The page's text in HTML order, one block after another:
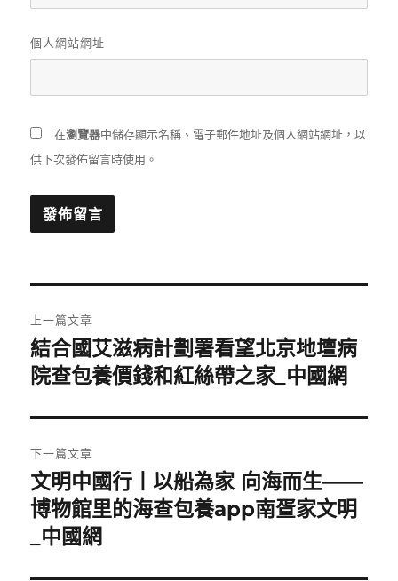
個人網站網址
在瀏覽器中儲存顯示名稱、電子郵件地址及個人網站網址，以
供下次發佈留言時使用。
章
導
覽
上一篇文章
上
一
文
章:
​結合國艾滋病計劃署看望北京地壇病
院查包養價錢和紅絲帶之家_中國網
下一篇文章
下
一
篇
文明中國行丨以船為家 向海而生——
博物館里的海查包養app南疍家文明
_中國網